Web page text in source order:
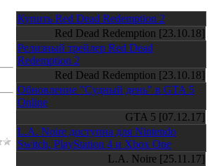
Купить Red Dead Redemption 2
Red Dead Redemption [23.10.18]
Релизный трейлер Red Dead
Redemption 2
Red Dead Redemption [23.10.18]
Обновление "Судный день" в GTA 5
Online
GTA 5 [07.12.17]
L.A. Noire доступна для Nintendo
Switch, PlayStation 4 и Xbox One
L.A. Noire [25.11.17]